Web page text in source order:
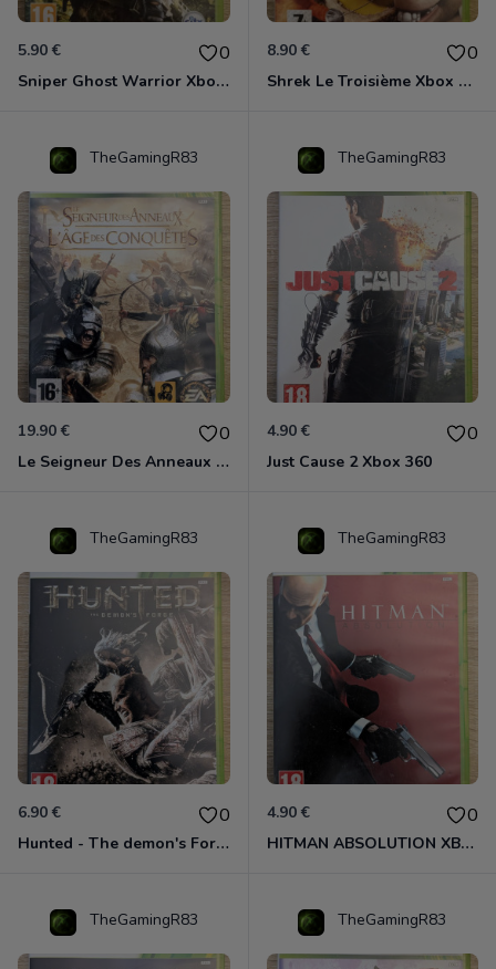
5.90 € 0
Sniper Ghost Warrior Xbox 360
8.90 € 0
Shrek Le Troisième Xbox 360
TheGamingR83
19.90 € 0
Le Seigneur Des Anneaux - L'âge Des Conquêtes Xbox 360
TheGamingR83
4.90 € 0
Just Cause 2 Xbox 360
TheGamingR83
6.90 € 0
Hunted - The demon's Forge Xbox 360 (Complet CIB)
TheGamingR83
4.90 € 0
HITMAN ABSOLUTION XBOX 360
TheGamingR83 TheGamingR83